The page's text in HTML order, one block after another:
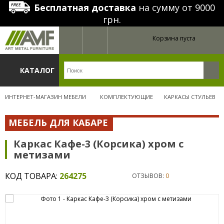
Бесплатная доставка на сумму от 9000
грн.
Корзина пуста
КАТАЛОГ
ИНТЕРНЕТ-МАГАЗИН МЕБЕЛИ КОМПЛЕКТУЮЩИЕ КАРКАСЫ СТУЛЬЕВ
МЕБЕЛЬ ДЛЯ КАБАРЕ
Каркас Кафе-3 (Корсика) хром с
метизами
КОД ТОВАРА: 264275 ОТЗЫВОВ: 0